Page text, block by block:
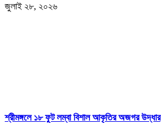
জুলাই ২৮, ২০২৬
শ্রীমঙ্গলে ১৮ ফুট লম্বা বিশাল আকৃতির অজগর উদ্ধার